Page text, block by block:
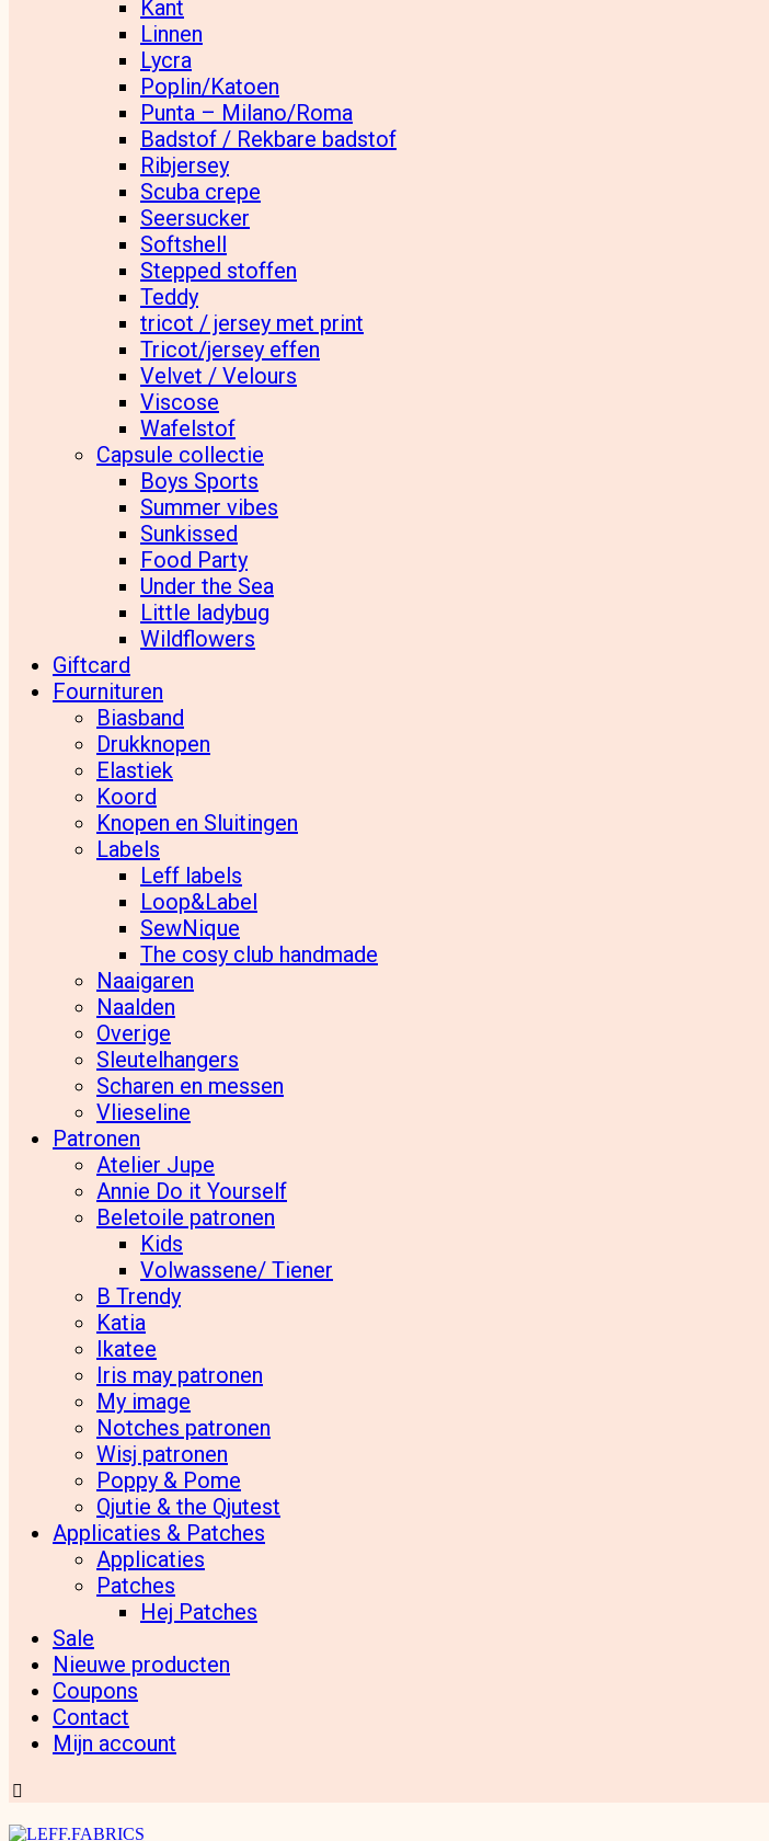
Kant
Linnen
Lycra
Poplin/Katoen
Punta – Milano/Roma
Badstof / Rekbare badstof
Ribjersey
Scuba crepe
Seersucker
Softshell
Stepped stoffen
Teddy
tricot / jersey met print
Tricot/jersey effen
Velvet / Velours
Viscose
Wafelstof
Capsule collectie
Boys Sports
Summer vibes
Sunkissed
Food Party
Under the Sea
Little ladybug
Wildflowers
Giftcard
Fournituren
Biasband
Drukknopen
Elastiek
Koord
Knopen en Sluitingen
Labels
Leff labels
Loop&Label
SewNique
The cosy club handmade
Naaigaren
Naalden
Overige
Sleutelhangers
Scharen en messen
Vlieseline
Patronen
Atelier Jupe
Annie Do it Yourself
Beletoile patronen
Kids
Volwassene/ Tiener
B Trendy
Katia
Ikatee
Iris may patronen
My image
Notches patronen
Wisj patronen
Poppy & Pome
Qjutie & the Qjutest
Applicaties & Patches
Applicaties
Patches
Hej Patches
Sale
Nieuwe producten
Coupons
Contact
Mijn account